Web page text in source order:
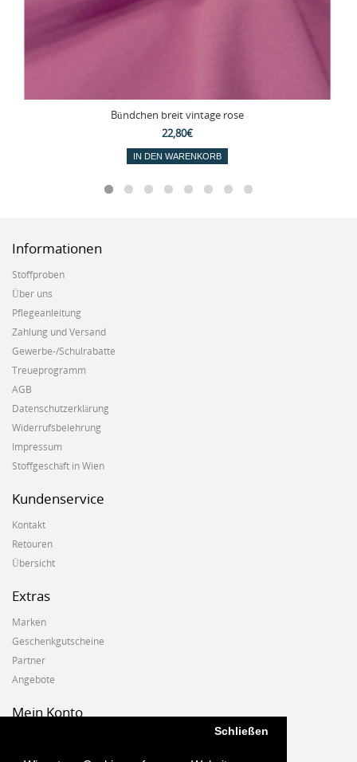
Schließen
Bündchen breit vintage rose
22,80€
IN DEN WARENKORB
Informationen
Stoffproben
Über uns
Pflegeanleitung
Zahlung und Versand
Gewerbe-/Schulrabatte
Treueprogramm
AGB
Datenschutzerklärung
Widerrufsbelehrung
Impressum
Stoffgeschäft in Wien
Kundenservice
Kontakt
Retouren
Übersicht
Extras
Marken
Geschenkgutscheine
Partner
Angebote
Mein Konto
Auftragshistorie